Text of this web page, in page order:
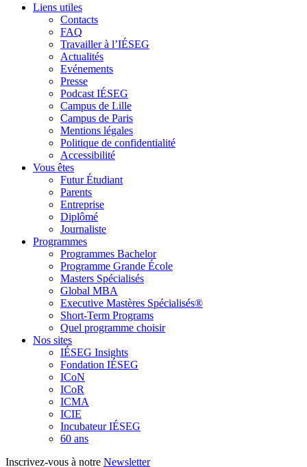
Liens utiles
Contacts
FAQ
Travailler à l’IÉSEG
Actualités
Evénements
Presse
Podcast IÉSEG
Campus de Lille
Campus de Paris
Mentions légales
Politique de confidentialité
Accessibilité
Vous êtes
Futur Étudiant
Parents
Entreprise
Diplômé
Journaliste
Programmes
Programmes Bachelor
Programme Grande École
Masters Spécialisés
Global MBA
Executive Mastères Spécialisés®
Short-Term Programs
Quel programme choisir
Nos sites
IÉSEG Insights
Fondation IÉSEG
ICoN
ICoR
ICMA
ICIE
Incubateur IÉSEG
60 ans
Inscrivez-vous à notre Newsletter